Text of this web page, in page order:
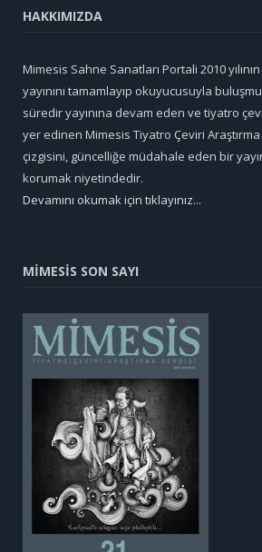
HAKKIMIZDA
Mimesis Sahne Sanatları Portali 2010
yayınını tamamlayıp okuyucusuyla
süredir yayınına devam eden ve tiyatro
yer edinen Mimesis Tiyatro Çeviri
çizgisini, güncelliğe müdahale eden bir
korumak niyetindedir.
Devamını okumak için tıklayınız...
MİMESİS SON SAYI